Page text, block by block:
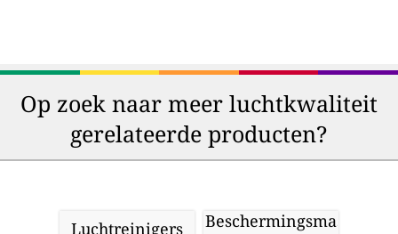
Op zoek naar meer luchtkwaliteit
gerelateerde producten?
Luchtreinigers
Beschermingsmaskers